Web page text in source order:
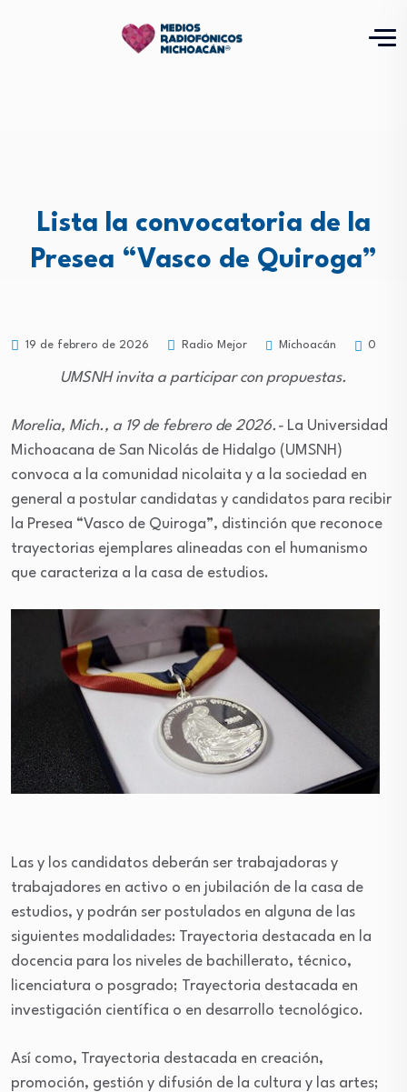
Lista la convocatoria de la
Presea “Vasco de Quiroga”
19 de febrero de 2026 Radio Mejor Michoacán 0
UMSNH invita a participar con propuestas.
Morelia, Mich., a 19 de febrero de 2026.- La Universidad
Michoacana de San Nicolás de Hidalgo (UMSNH)
convoca a la comunidad nicolaita y a la sociedad en
general a postular candidatas y candidatos para recibir
la Presea “Vasco de Quiroga”, distinción que reconoce
trayectorias ejemplares alineadas con el humanismo
que caracteriza a la casa de estudios.
Las y los candidatos deberán ser trabajadoras y
trabajadores en activo o en jubilación de la casa de
estudios, y podrán ser postulados en alguna de las
siguientes modalidades: Trayectoria destacada en la
docencia para los niveles de bachillerato, técnico,
licenciatura o posgrado; Trayectoria destacada en
investigación científica o en desarrollo tecnológico.
Así como, Trayectoria destacada en creación,
promoción, gestión y difusión de la cultura y las artes;